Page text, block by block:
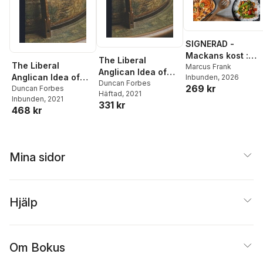
The Liberal
Anglican Idea of
History
Duncan Forbes
Inbunden, 2021
468 kr
The Liberal
Anglican Idea of
History
Duncan Forbes
Häftad, 2021
331 kr
SIGNERAD -
Mackans kost :
Middagar och
matlådor
Marcus Frank
Inbunden, 2026
269 kr
Mina sidor
Hjälp
Om Bokus